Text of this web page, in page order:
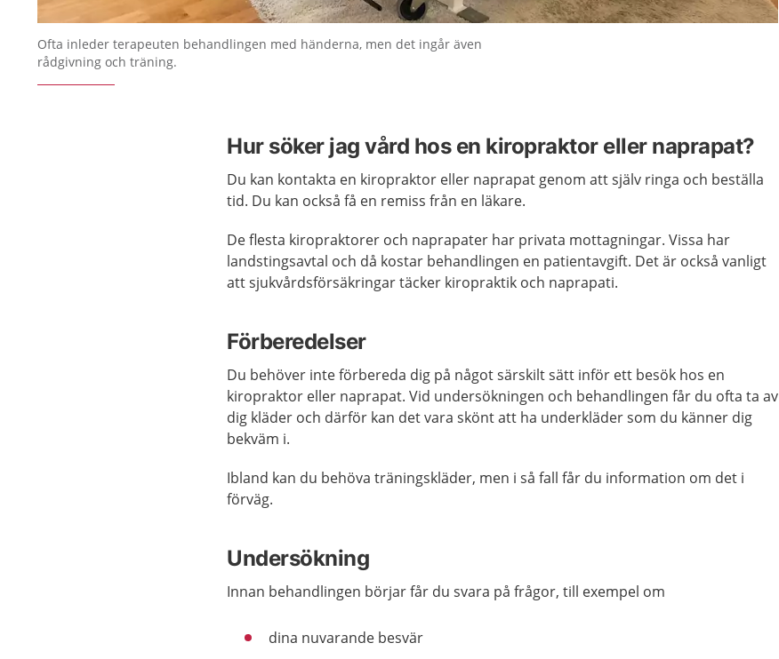
Ofta inleder terapeuten behandlingen med händerna, men det ingår även
rådgivning och träning.
Hur söker jag vård hos en kiropraktor eller naprapat?
Du kan kontakta en kiropraktor eller naprapat genom att själv ringa och beställa
tid. Du kan också få en remiss från en läkare.
De flesta kiropraktorer och naprapater har privata mottagningar. Vissa har
landstingsavtal och då kostar behandlingen en patientavgift. Det är också vanligt
att sjukvårdsförsäkringar täcker kiropraktik och naprapati.
Förberedelser
Du behöver inte förbereda dig på något särskilt sätt inför ett besök hos en
kiropraktor eller naprapat. Vid undersökningen och behandlingen får du ofta ta av
dig kläder och därför kan det vara skönt att ha underkläder som du känner dig
bekväm i.
Ibland kan du behöva träningskläder, men i så fall får du information om det i
förväg.
Undersökning
Innan behandlingen börjar får du svara på frågor, till exempel om
dina nuvarande besvär